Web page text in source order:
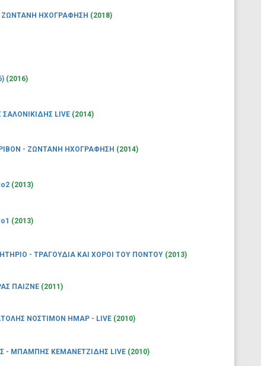
ΖΩΝΤΑΝΗ ΗΧΟΓΡΑΦΗΣΗ (2018)
(2016)
LIVE (2014)
- ΖΩΝΤΑΝΗ ΗΧΟΓΡΑΦΗΣΗ (2014)
(2013)
(2013)
- ΤΡΑΓΟΥΔΙΑ ΚΑΙ ΧΟΡΟΙ ΤΟΥ ΠΟΝΤΟΥ (2013)
ΠΑΙΖΝΕ (2011)
ΝΟΣΤΙΜΟΝ ΗΜΑΡ - LIVE (2010)
- ΜΠΑΜΠΗΣ ΚΕΜΑΝΕΤΖΙΔΗΣ LIVE (2010)